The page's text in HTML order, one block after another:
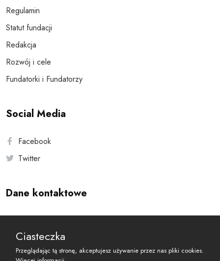
Regulamin
Statut fundacji
Redakcja
Rozwój i cele
Fundatorki i Fundatorzy
Social Media
Facebook
Twitter
Dane kontaktowe
reset@resetobywatelski.pl
Ciasteczka
Przeglądając tą stronę, akceptujesz używanie przez nas pliki cookies.